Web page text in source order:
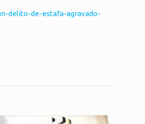
delito-de-estafa-agravado-